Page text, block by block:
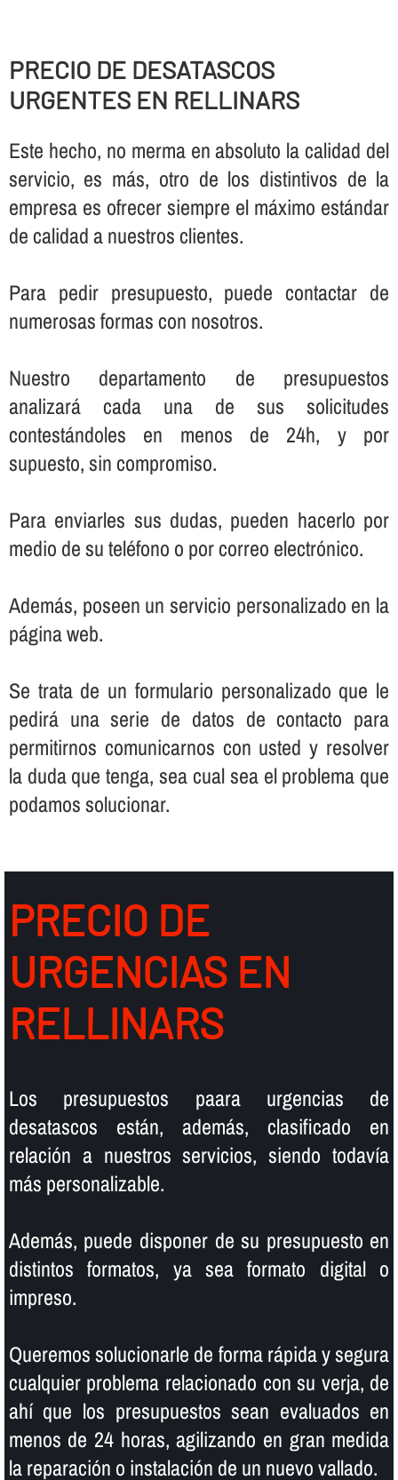
PRECIO DE DESATASCOS
URGENTES EN RELLINARS
Este hecho, no merma en absoluto la calidad del
servicio, es más, otro de los distintivos de la
empresa es ofrecer siempre el máximo estándar
de calidad a nuestros clientes.
Para pedir presupuesto, puede contactar de
numerosas formas con nosotros.
Nuestro departamento de presupuestos
analizará cada una de sus solicitudes
contestándoles en menos de 24h, y por
supuesto, sin compromiso.
Para enviarles sus dudas, pueden hacerlo por
medio de su teléfono o por correo electrónico.
Además, poseen un servicio personalizado en la
página web.
Se trata de un formulario personalizado que le
pedirá una serie de datos de contacto para
permitirnos comunicarnos con usted y resolver
la duda que tenga, sea cual sea el problema que
podamos solucionar.
PRECIO DE
URGENCIAS EN
RELLINARS
Los presupuestos paara urgencias de
desatascos están, además, clasificado en
relación a nuestros servicios, siendo todaví­a
más personalizable.
Además, puede disponer de su presupuesto en
distintos formatos, ya sea formato digital o
impreso.
Queremos solucionarle de forma rápida y segura
cualquier problema relacionado con su verja, de
ahí­ que los presupuestos sean evaluados en
menos de 24 horas, agilizando en gran medida
la reparación o instalación de un nuevo vallado.